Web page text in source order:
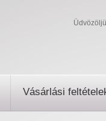
Vásárlási